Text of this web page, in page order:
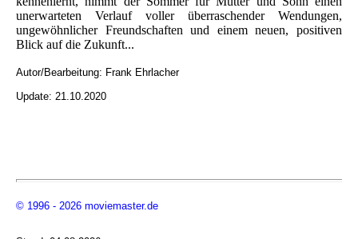
unerwarteten Verlauf voller überraschender Wendungen,
ungewöhnlicher Freundschaften und einem neuen, positiven
Blick auf die Zukunft...
Autor/Bearbeitung: Frank Ehrlacher
Update: 21.10.2020
© 1996 - 2026 moviemaster.de